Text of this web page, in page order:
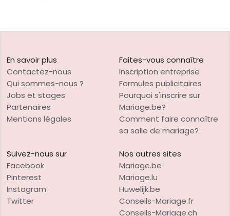
En savoir plus
Contactez-nous
Qui sommes-nous ?
Jobs et stages
Partenaires
Mentions légales
Faites-vous connaître
Inscription entreprise
Formules publicitaires
Pourquoi s'inscrire sur
Mariage.be?
Comment faire connaître
sa salle de mariage?
Suivez-nous sur
Facebook
Pinterest
Instagram
Twitter
Nos autres sites
Mariage.be
Mariage.lu
Huwelijk.be
Conseils-Mariage.fr
Conseils-Mariage.ch